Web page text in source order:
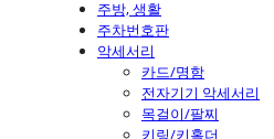
주방, 생활
주차번호판
악세서리
카드/명함
전자기기 악세서리
목걸이/팔찌
키링/키홀더